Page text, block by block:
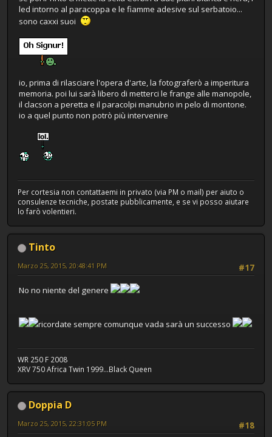
led intorno al paracoppa e le fiamme adesive sul serbatoio...
sono caxxi suoi
io, prima di rilasciare l'opera d'arte, la fotograferò a imperitura
memoria. poi lui sarà libero di metterci le frange alle manopole,
il clacson a peretta e il paracolpi manubrio in pelo di montone.
io a quel punto non potrò più intervenire
Per cortesia non contattaemi in privato (via PM o mail) per aiuto o
consulenze tecniche, postate pubblicamente, e se vi posso aiutare
lo farò volentieri.
Tinto
#17
Marzo 25, 2015, 20:48:41 PM
No no niente del genere
ricordate sempre comunque vada sarà un successo
WR 250 F 2008
XRV 750 Africa Twin 1999...Black Queen
Doppia D
#18
Marzo 25, 2015, 22:31:05 PM